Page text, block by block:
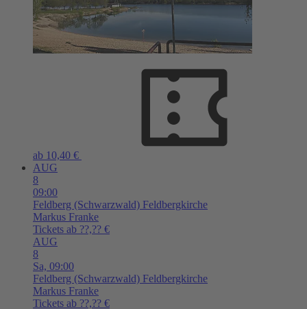
ab 10,40 €
AUG
8
09:00
Feldberg (Schwarzwald) Feldbergkirche
Markus Franke
Tickets ab ??,?? €
AUG
8
Sa, 09:00
Feldberg (Schwarzwald) Feldbergkirche
Markus Franke
Tickets ab ??,?? €